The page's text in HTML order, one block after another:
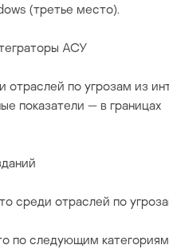
(третье место).
АСУ
отраслей по угрозам из
показатели — в границах
среди отраслей по
по следующим категориям